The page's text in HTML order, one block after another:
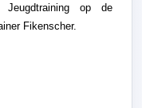
Jeugdtraining op de
Fikenscher.